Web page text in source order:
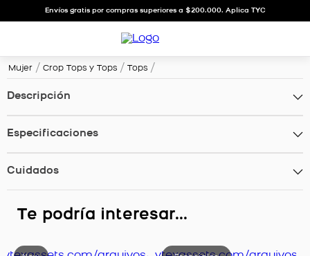
Envíos gratis por compras superiores a $200.000. Aplica TYC
Mujer Crop Tops y Tops Tops
Descripción
Especificaciones
Cuidados
Te podría interesar...